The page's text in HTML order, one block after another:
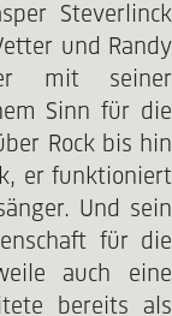
Steverlinck
und Randy
mit seiner
Sinn für die
Rock bis hin
er funktioniert
Und sein
für die
auch eine
bereits als